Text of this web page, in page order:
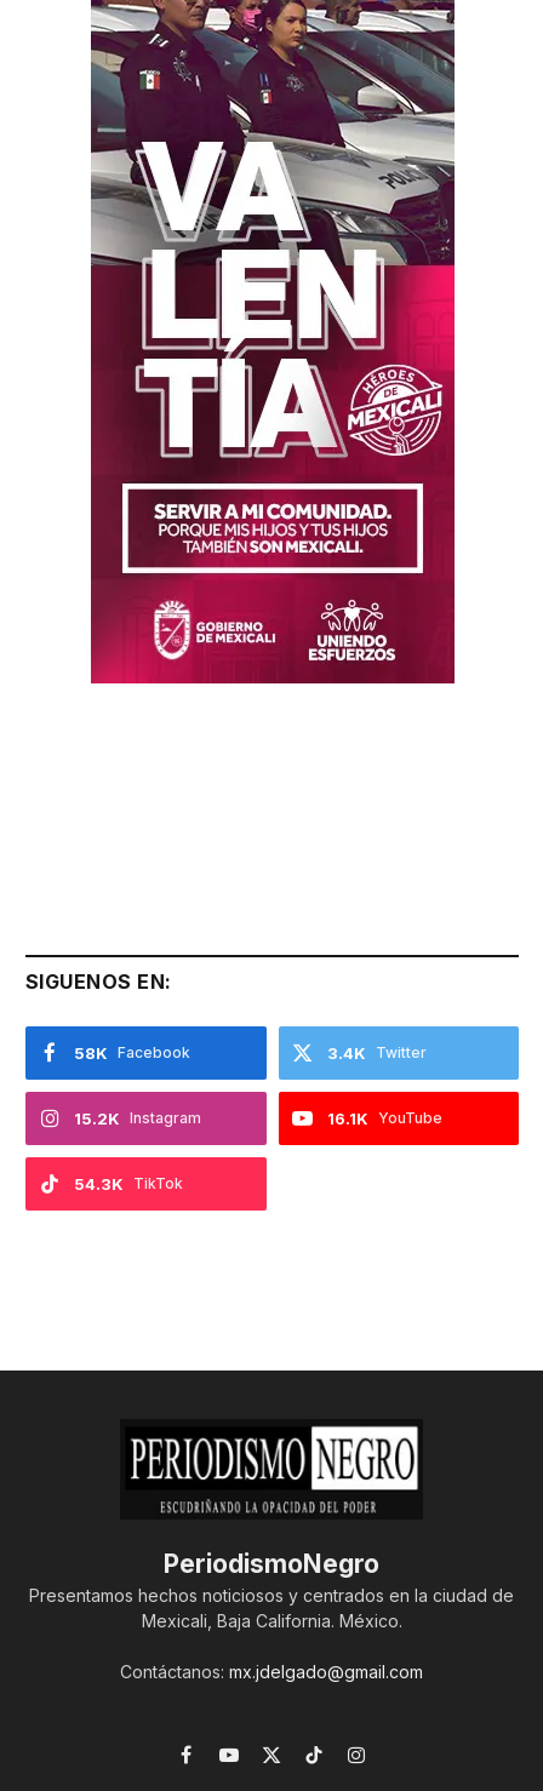
SIGUENOS EN:
Facebook
58K Twitter
3.4K
Instagram
15.2K YouTube
16.1K
TikTok
54.3K
PeriodismoNegro
Presentamos hechos noticiosos y centrados en la ciudad de
Mexicali, Baja California. México.
Contáctanos: mx.jdelgado@gmail.com
Facebook
YouTube
X
TikTokInstagram